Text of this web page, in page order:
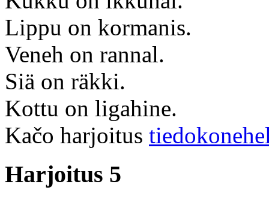
Lippu on kormanis.
Veneh on rannal.
Siä on räkki.
Kottu on ligahine.
Kačo harjoitus
Harjoitus 5